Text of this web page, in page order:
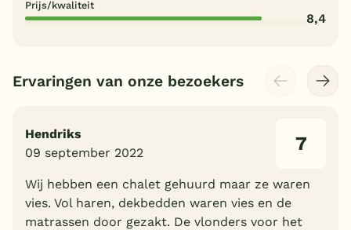
Prijs/kwaliteit
8,4
Ervaringen van onze bezoekers
Hendriks
09 september 2022
7
Wij hebben een chalet gehuurd maar ze waren
vies. Vol haren, dekbedden waren vies en de
matrassen door gezakt. De vlonders voor het